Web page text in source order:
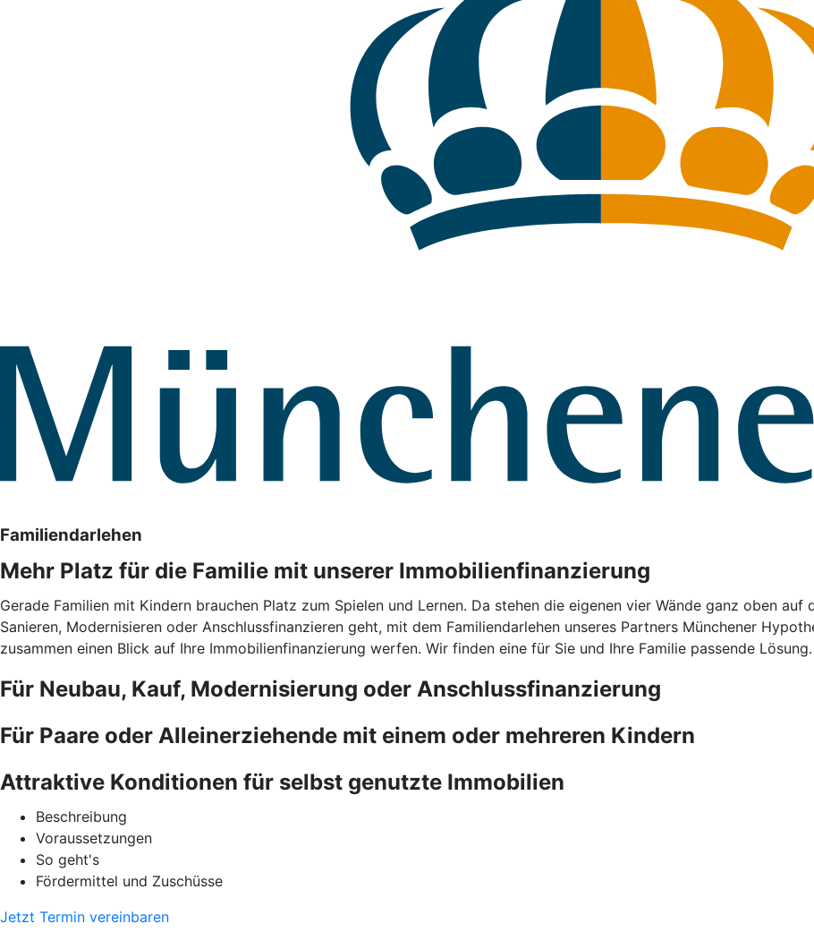
Familiendarlehen
Mehr Platz für die Familie mit unserer Immobilienfinanzierung
Gerade Familien mit Kindern brauchen Platz zum Spielen und Lernen. Da stehen die eigenen vier Wände ganz oben auf
Sanieren, Modernisieren oder Anschlussfinanzieren geht, mit dem Familiendarlehen unseres Partners Münchener
zusammen einen Blick auf Ihre Immobilienfinanzierung werfen. Wir finden eine für Sie und Ihre Familie passende Lösung.
Für Neubau, Kauf, Modernisierung oder Anschlussfinanzierung
Für Paare oder Alleinerziehende mit einem oder mehreren Kindern
Attraktive Konditionen für selbst genutzte Immobilien
Beschreibung
Voraussetzungen
So geht's
Fördermittel und Zuschüsse
Jetzt Termin vereinbaren